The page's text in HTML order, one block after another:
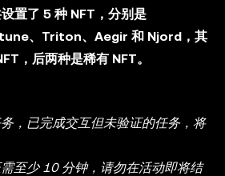
置了 5 种 NFT，分别是
、Triton、Aegir 和 Njord，其
，后两种是稀有 NFT。
，已完成交互但未验证的任务，将
至少 10 分钟，请勿在活动即将结